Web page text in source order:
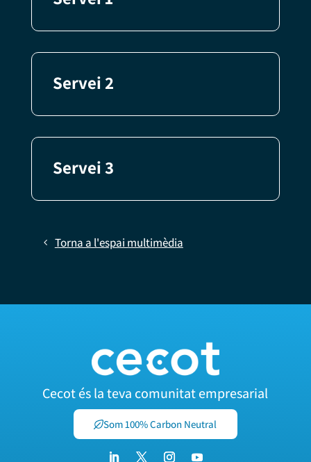
Servei 2
Servei 3
Torna a l'espai multimèdia
Cecot és la teva comunitat empresarial
Som 100% Carbon Neutral